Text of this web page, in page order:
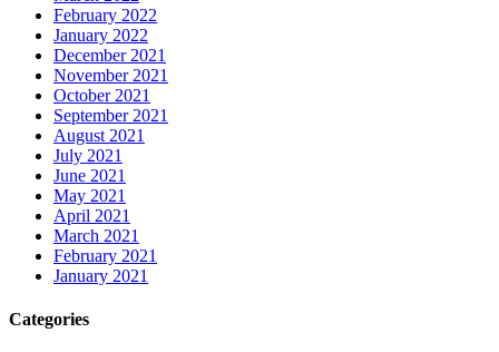
February 2022
January 2022
December 2021
November 2021
October 2021
September 2021
August 2021
July 2021
June 2021
May 2021
April 2021
March 2021
February 2021
January 2021
Categories